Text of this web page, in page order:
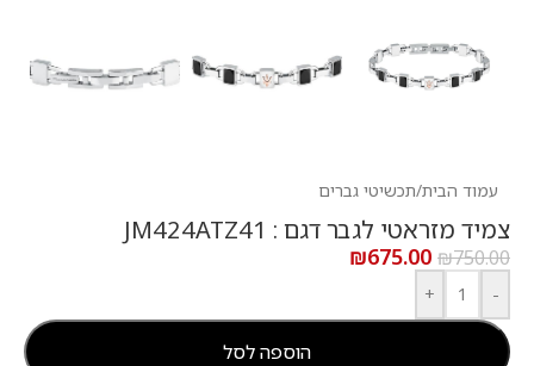
עמוד הבית/תכשיטי גברים
צמיד מזראטי לגבר דגם : JM424ATZ41
₪750.00
₪675.00
-
+
הוספה לסל